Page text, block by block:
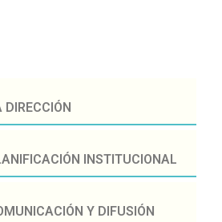
DIRECCIÓN
INSTITUCIONAL
Y DIFUSIÓN